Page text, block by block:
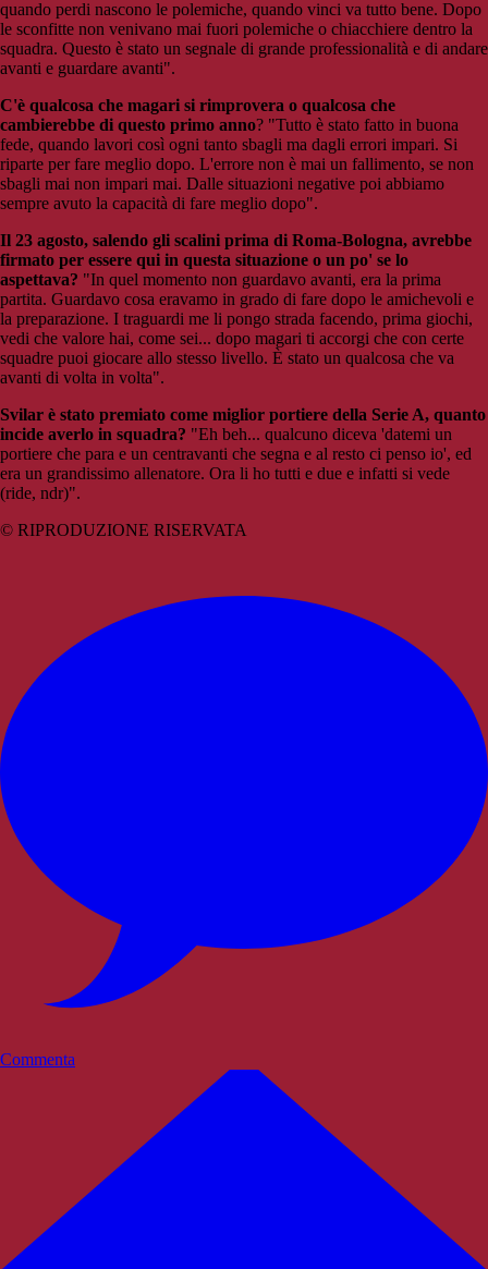
quando perdi nascono le polemiche, quando vinci va tutto bene. Dopo
le sconfitte non venivano mai fuori polemiche o chiacchiere dentro la
squadra. Questo è stato un segnale di grande professionalità e di andare
avanti e guardare avanti".
C'è qualcosa che magari si rimprovera o qualcosa che
cambierebbe di questo primo anno? "Tutto è stato fatto in buona
fede, quando lavori così ogni tanto sbagli ma dagli errori impari. Si
riparte per fare meglio dopo. L'errore non è mai un fallimento, se non
sbagli mai non impari mai. Dalle situazioni negative poi abbiamo
sempre avuto la capacità di fare meglio dopo".
Il 23 agosto, salendo gli scalini prima di Roma-Bologna, avrebbe
firmato per essere qui in questa situazione o un po' se lo
aspettava? "In quel momento non guardavo avanti, era la prima
partita. Guardavo cosa eravamo in grado di fare dopo le amichevoli e
la preparazione. I traguardi me li pongo strada facendo, prima giochi,
vedi che valore hai, come sei... dopo magari ti accorgi che con certe
squadre puoi giocare allo stesso livello. È stato un qualcosa che va
avanti di volta in volta".
Svilar è stato premiato come miglior portiere della Serie A, quanto
incide averlo in squadra? "Eh beh... qualcuno diceva 'datemi un
portiere che para e un centravanti che segna e al resto ci penso io', ed
era un grandissimo allenatore. Ora li ho tutti e due e infatti si vede
(ride, ndr)".
© RIPRODUZIONE RISERVATA
Commenta